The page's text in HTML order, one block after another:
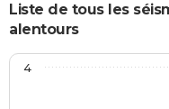
Liste de tous les
alentours
4